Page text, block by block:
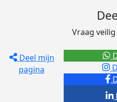
Deel mijn
pagina
Vraag